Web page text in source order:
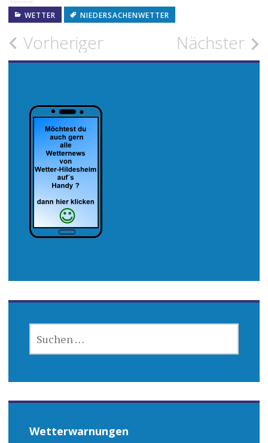
WETTER NIEDERSACHENWETTER
Beitragsnavigation
Vorheriger Nächster
NACH:
Wetterwarnungen